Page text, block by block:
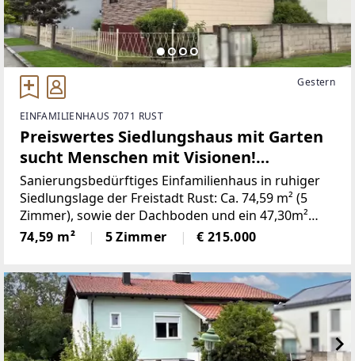
Gestern
EINFAMILIENHAUS 7071 RUST
Preiswertes Siedlungshaus mit Garten
sucht Menschen mit Visionen!
Sanierungsbedarf!
Sanierungsbedürftiges Einfamilienhaus in ruhiger
Siedlungslage der Freistadt Rust: Ca. 74,59 m² (5
Zimmer), sowie der Dachboden und ein 47,30m²
Vollkeller bieten viel Spielraum für Ihre Ideen.
74,59 m² 5 Zimmer € 215.000